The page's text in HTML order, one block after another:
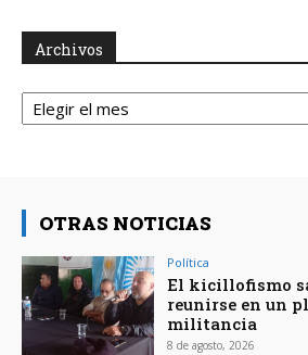
Archivos
Archivos
OTRAS NOTICIAS
Política
El kicillofismo
reunirse en un
militancia
8 de agosto, 2026